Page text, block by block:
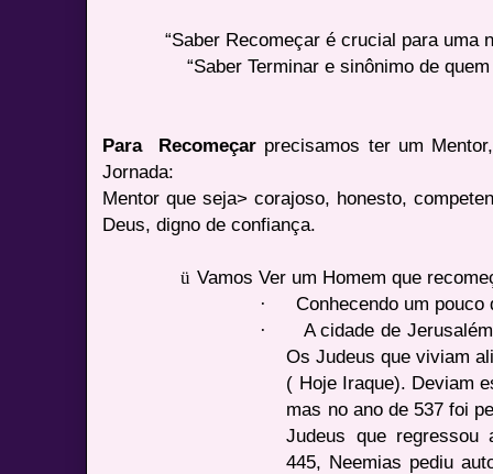
“Saber Recomeçar é crucial para uma
“Saber Terminar e sinônimo de
Para Recomeçar precisamos ter um
Jornada:
Mentor que seja> corajoso, honesto,
Deus, digno de confiança.
ü Vamos Ver um Homem que
·
Conhecendo um pouco
·
A cidade de
Os Judeus que viviam
( Hoje Iraque). Deviam
mas no ano de 537 foi
Judeus que
445, Neemias pediu